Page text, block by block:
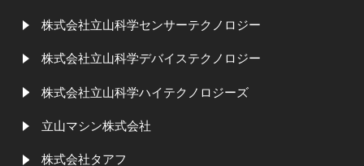
株式会社立山科学センサーテクノロジー
株式会社立山科学デバイステクノロジー
株式会社立山科学ハイテクノロジーズ
立山マシン株式会社
株式会社タアフ